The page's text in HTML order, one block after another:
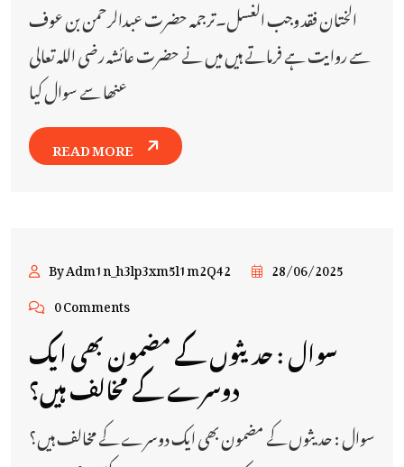
الختان فقد وجب الغسل۔ترجمہ حضرت عبدالرحمن بن عوف
سے روایت ہے فرماتے ہیں میں نے حضرت عائشہ رضی اللہ تعالی
عنھا سے سوال کیا
READ MORE
By Adm1n_h3lp3xm5l1m2Q42
28/06/2025
0 Comments
سوال : حدیثوں کے مضمون بھی ایک
دوسرے کے مخالف ہیں؟
سوال : حدیثوں کے مضمون بھی ایک دوسرے کے مخالف ہیں؟